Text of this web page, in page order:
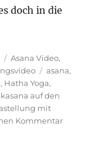
doch in die
Kategorien
Asana Video,
asana,
, Hatha Yoga,
auf den
mit
Kommentarzu